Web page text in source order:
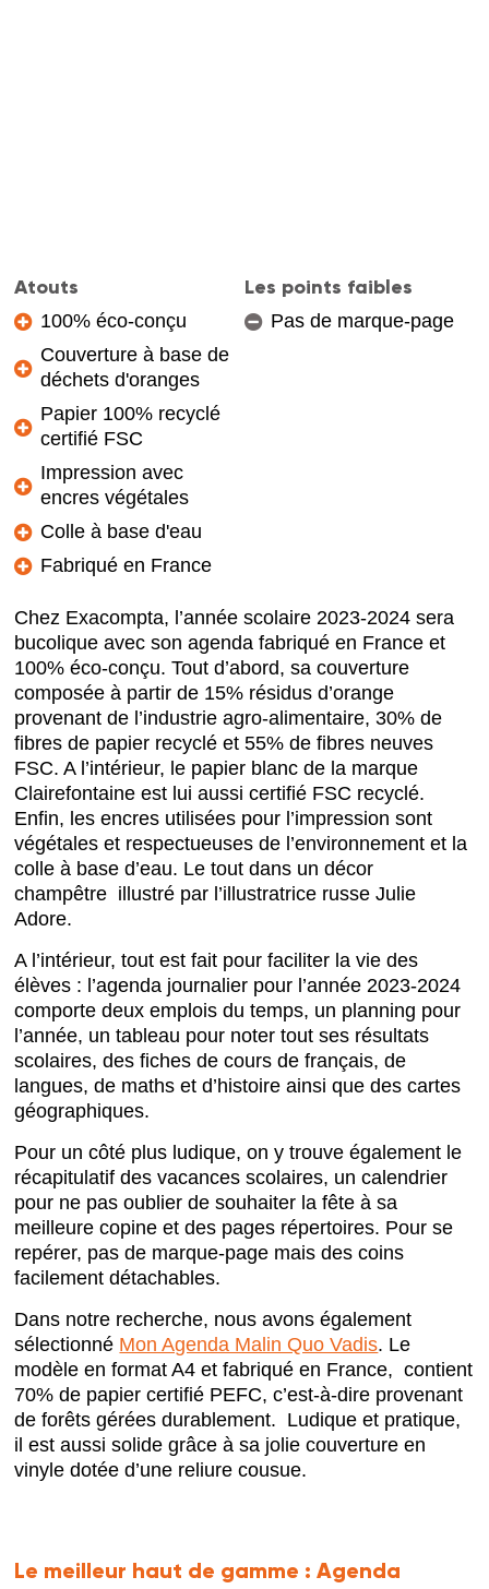
Atouts
100% éco-conçu
Couverture à base de
déchets d'oranges
Papier 100% recyclé
certifié FSC
Impression avec
encres végétales
Colle à base d'eau
Fabriqué en France
Les points faibles
Pas de marque-page
Chez Exacompta, l’année scolaire 2023-2024 sera
bucolique avec son agenda fabriqué en France et
100% éco-conçu. Tout d’abord, sa couverture
composée à partir de 15% résidus d’orange
provenant de l’industrie agro-alimentaire, 30% de
fibres de papier recyclé et 55% de fibres neuves
FSC. A l’intérieur, le papier blanc de la marque
Clairefontaine est lui aussi certifié FSC recyclé.
Enfin, les encres utilisées pour l’impression sont
végétales et respectueuses de l’environnement et la
colle à base d’eau. Le tout dans un décor
champêtre illustré par l’illustratrice russe Julie
Adore.
A l’intérieur, tout est fait pour faciliter la vie des
élèves : l’agenda journalier pour l’année 2023-2024
comporte deux emplois du temps, un planning pour
l’année, un tableau pour noter tout ses résultats
scolaires, des fiches de cours de français, de
langues, de maths et d’histoire ainsi que des cartes
géographiques.
Pour un côté plus ludique, on y trouve également le
récapitulatif des vacances scolaires, un calendrier
pour ne pas oublier de souhaiter la fête à sa
meilleure copine et des pages répertoires. Pour se
repérer, pas de marque-page mais des coins
facilement détachables.
Dans notre recherche, nous avons également
sélectionné Mon Agenda Malin Quo Vadis. Le
modèle en format A4 et fabriqué en France, contient
70% de papier certifié PEFC, c’est-à-dire provenant
de forêts gérées durablement. Ludique et pratique,
il est aussi solide grâce à sa jolie couverture en
vinyle dotée d’une reliure cousue.
Le meilleur haut de gamme :Agenda